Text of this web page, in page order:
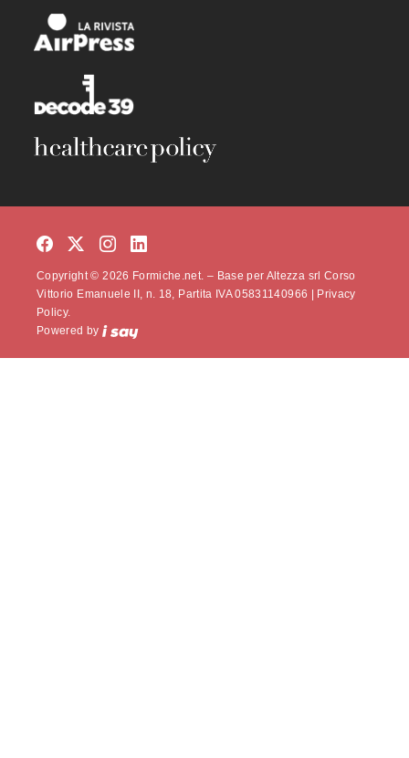
Copyright © 2026 Formiche.net. – Base per Altezza srl Corso
Vittorio Emanuele II, n. 18, Partita IVA 05831140966 |
Privacy
Policy.
Powered by